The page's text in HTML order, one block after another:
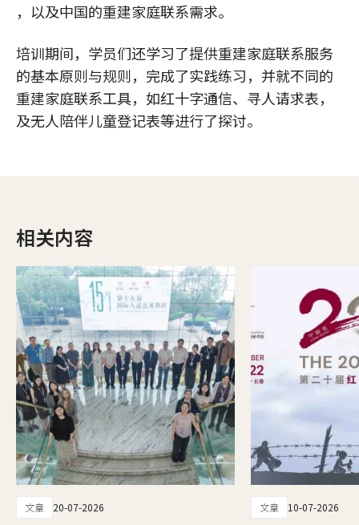
，以及中国的重建家庭联系需求。
培训期间，学员们还学习了提供重建家庭联系服务
的基本原则与规则，完成了实践练习，并就不同的
重建家庭联系工具，如红十字通信、寻人请求表，
及无人陪伴儿童登记表等进行了探讨。
相关内容
文章 20-07-2026 文章 10-07-2026